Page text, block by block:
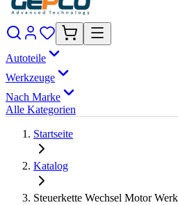
Autoteile
Werkzeuge
Nach Marke
Alle Kategorien
Startseite
Katalog
Steuerkette Wechsel Motor